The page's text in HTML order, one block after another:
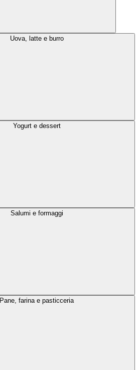
Uova, latte e burro
Yogurt e dessert
Salumi e formaggi
Pane, farina e pasticceria